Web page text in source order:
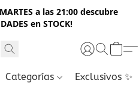
a las 21:00 descubre
en STOCK!
Categorías Exclusivos ✨